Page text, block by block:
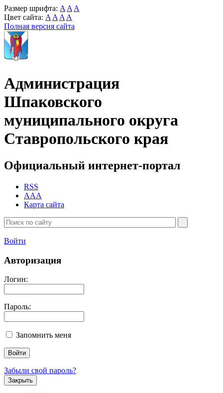
Размер шрифта: A A A
Цвет сайта: A A A A
Полная версия сайта
Администрация
Шпаковского
муниципального округа
Ставропольского края
Официальный интернет-портал
RSS
AAA
Карта сайта
Войти
Авторизация
Логин:
Пароль:
Запомнить меня
Забыли свой пароль?
Закрыть